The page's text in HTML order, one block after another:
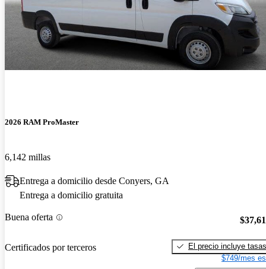
2026 RAM ProMaster
6,142 millas
Entrega a domicilio desde Conyers, GA
Entrega a domicilio gratuita
Buena oferta
Certificados por terceros
El precio incluye tasas
$749/mes